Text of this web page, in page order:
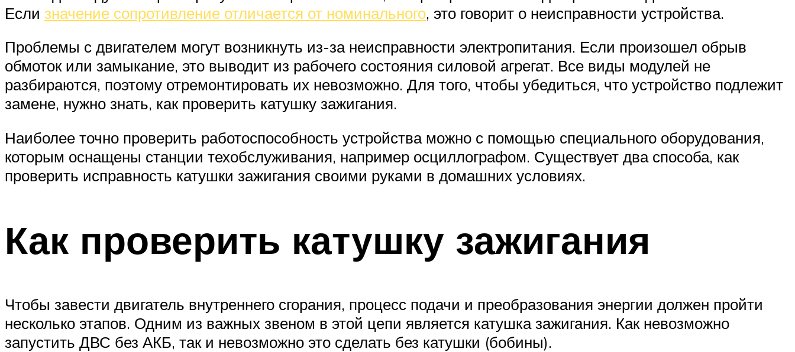
Если значение сопротивление отличается от номинального, это говорит о неисправности устройства.
Проблемы с двигателем могут возникнуть из-за неисправности электропитания. Если произошел обрыв
обмоток или замыкание, это выводит из рабочего состояния силовой агрегат. Все виды модулей не
разбираются, поэтому отремонтировать их невозможно. Для того, чтобы убедиться, что устройство подлежит
замене, нужно знать, как проверить катушку зажигания.
Наиболее точно проверить работоспособность устройства можно с помощью специального оборудования,
которым оснащены станции техобслуживания, например осциллографом. Существует два способа, как
проверить исправность катушки зажигания своими руками в домашних условиях.
Как проверить катушку зажигания
Чтобы завести двигатель внутреннего сгорания, процесс подачи и преобразования энергии должен пройти
несколько этапов. Одним из важных звеном в этой цепи является катушка зажигания. Как невозможно
запустить ДВС без АКБ, так и невозможно это сделать без катушки (бобины).